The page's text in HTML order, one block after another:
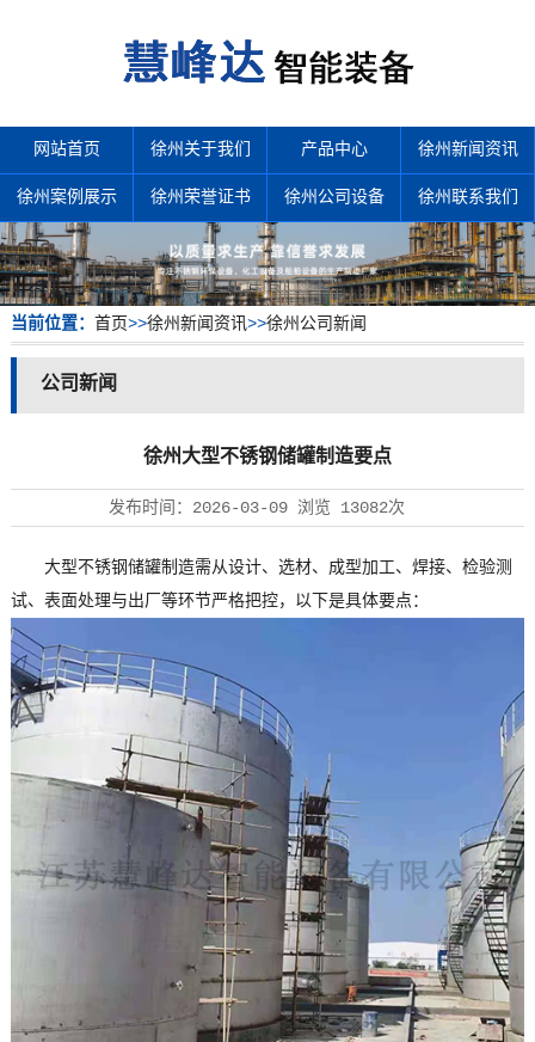
网站首页 徐州关于我们 产品中心 徐州新闻资讯
徐州案例展示 徐州荣誉证书 徐州公司设备 徐州联系我们
当前位置： 首页>>徐州新闻资讯>>徐州公司新闻
公司新闻
徐州大型不锈钢储罐制造要点
发布时间： 2026-03-09浏览 13082次
大型不锈钢储罐制造需从设计、选材、成型加工、焊接、检验测
试、表面处理与出厂等环节严格把控，以下是具体要点：